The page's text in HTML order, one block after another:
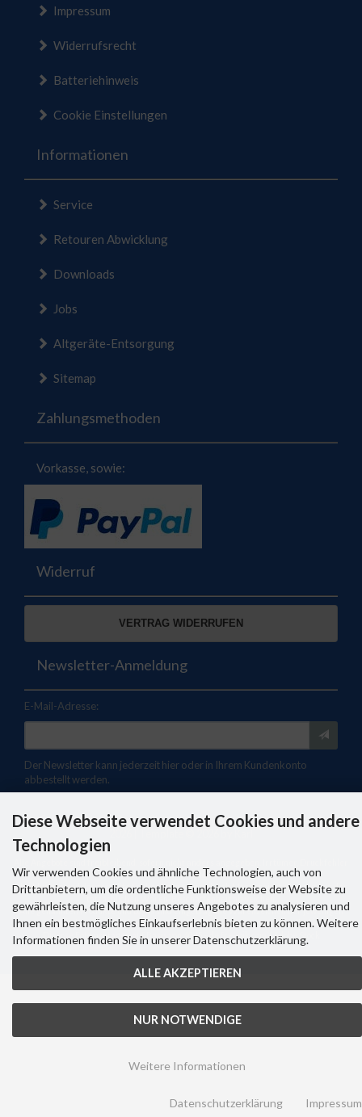
Impressum
Widerrufsrecht
Batteriehinweis
Cookie Einstellungen
Informationen
Service
Retouren Abwicklung
Downloads
Jobs
Altgeräte-Entsorgung
Sitemap
Zahlungsmethoden
Vorkasse, sowie:
Widerruf
VERTRAG WIDERRUFEN
Newsletter-Anmeldung
E-Mail-Adresse:
Der Newsletter kann jederzeit hier oder in Ihrem Kundenkonto
abbestellt werden.
Profi-Pumpe.de Ihr Online-Shop für Pumpen und Pumpenzubehör ©
und Preisänderungen sind vorbehalten.
Abbildungen und dargestellte Farben können, u.a. durch Monitoreinstellungen, von der
Alle genannten Produkte und Logos sind eingetragene Warenzeichen der jeweiligen
Inhaber (Foto(Box "Sicherheit & Service"): K. Gastmann, www.pixelio.de ).
Diverse Fotomontagen auf Basis von 4045 - de.freepik.com / Adobe Stock
modified eCommerce Shopsoftware © 2009-2026
Diese Webseite verwendet Cookies und andere
Technologien
Wir verwenden Cookies und ähnliche Technologien, auch von
Drittanbietern, um die ordentliche Funktionsweise der Website zu
gewährleisten, die Nutzung unseres Angebotes zu analysieren und
Ihnen ein bestmögliches Einkaufserlebnis bieten zu können. Weitere
Informationen finden Sie in unserer Datenschutzerklärung.
ALLE AKZEPTIEREN
NUR NOTWENDIGE
Weitere Informationen
Datenschutzerklärung Impressum